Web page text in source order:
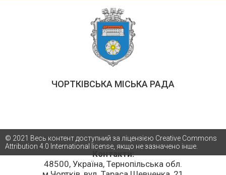
ЧОРТКІВСЬКА МІСЬКА РАДА
Контакти:
48500, Україна, Тернопільська обл.
© 2021 Весь контент доступний за ліцензією Creative Commons
Attribution 4.0 International license, якщо не зазначено інше.